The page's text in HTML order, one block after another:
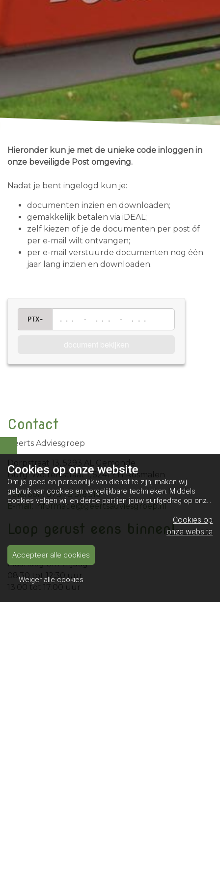
Hieronder kun je met de unieke code inloggen in
onze beveiligde Post omgeving.
Nadat je bent ingelogd kun je:
documenten inzien en downloaden;
gemakkelijk betalen via iDEAL;
zelf kiezen of je de documenten per post óf
per e-mail wilt ontvangen;
per e-mail verstuurde documenten nog één
jaar lang inzien en downloaden.
PTX- ... - ... - ...
Contact
Geerts Adviesgroep
Dorpstraat 13, 5293 AL Gemonde
Burg. Woltersstraat 1, 5241 EH Rosmalen
Telefoon: 073 - 5 516 516
E-mail: informatie@geertsadviesgroep.nl
Loop gerust eens binnen!
Openingstijden:
Maandag t/m vrijdag
08:30 tot 12:30 uur
13:00 tot 17:00 uur
Cookies oponze website
Om je goed en persoonlijk van dienst te zijn, maken wij
gebruik van cookies en vergelijkbare technieken. Middels
cookies volgen wij en derde partijen jouw surfgedrag op onze
website. Hiermee tonen wij gepersonaliseerde advertenties
en dit maakt het voor jou mogelijk om informatie te delen via
social media.Bekijk ons cookiebeleid
Cookies op
onze website
Accepteer alle cookies
Weiger alle cookies